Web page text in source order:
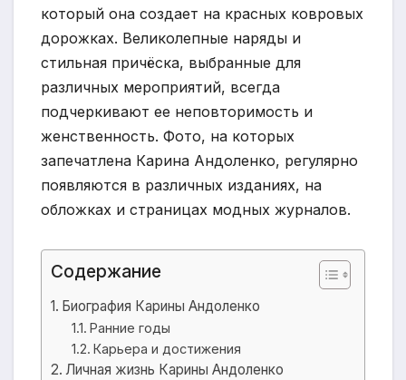
который она создает на красных ковровых
дорожках. Великолепные наряды и
стильная причёска, выбранные для
различных мероприятий, всегда
подчеркивают ее неповторимость и
женственность. Фото, на которых
запечатлена Карина Андоленко, регулярно
появляются в различных изданиях, на
обложках и страницах модных журналов.
Содержание
Биография Карины Андоленко
Ранние годы
Карьера и достижения
Личная жизнь Карины Андоленко